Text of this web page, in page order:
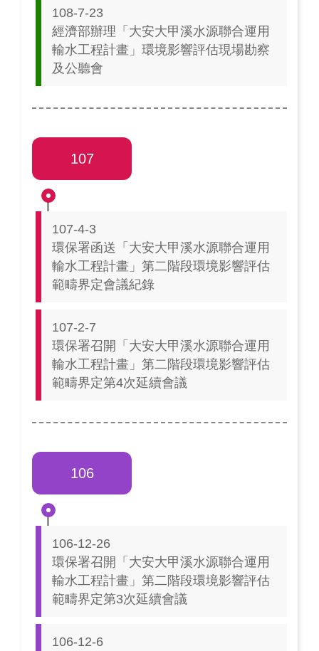
108-7-23
經濟部辦理「大安大甲溪水源聯合運用
輸水工程計畫」環境影響評估現場勘察
及公聽會
107
107-4-3
環保署函送「大安大甲溪水源聯合運用
輸水工程計畫」第二階段環境影響評估
範疇界定會議紀錄
107-2-7
環保署召開「大安大甲溪水源聯合運用
輸水工程計畫」第二階段環境影響評估
範疇界定第4次延續會議
106
106-12-26
環保署召開「大安大甲溪水源聯合運用
輸水工程計畫」第二階段環境影響評估
範疇界定第3次延續會議
106-12-6